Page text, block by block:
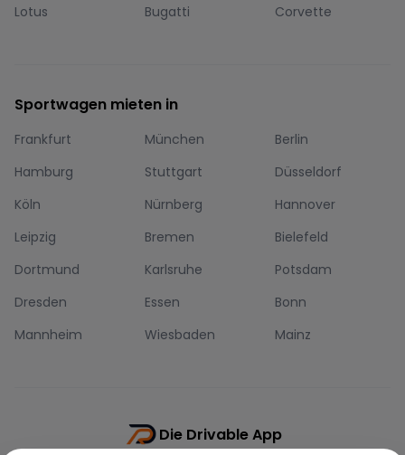
Lotus
Bugatti Corvette
Sportwagen mieten in
Frankfurt München
Berlin
Hamburg
Stuttgart
Düsseldorf
Köln
Nürnberg
Hannover
Leipzig
Bremen
Bielefeld
Dortmund
Karlsruhe
Potsdam
Dresden
Essen
Bonn
Mannheim
Wiesbaden Mainz
Die Drivable App